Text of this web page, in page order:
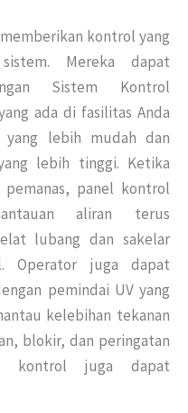
kontrol yang
Mereka dapat
Sistem Kontrol
ada di fasilitas Anda
yang lebih mudah dan
lebih tinggi. Ketika
panel kontrol
aliran terus
lubang dan sakelar
Operator juga dapat
pemindai UV yang
kelebihan tekanan
blokir, dan peringatan
kontrol juga dapat